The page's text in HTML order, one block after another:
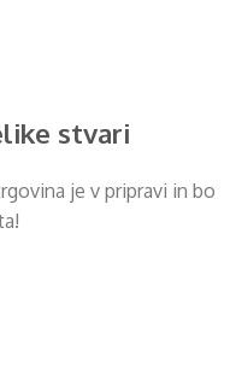
stvari
je v pripravi in ​​bo